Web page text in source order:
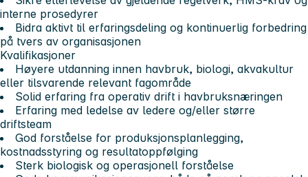
interne prosedyrer
Bidra aktivt til erfaringsdeling og kontinuerlig forbedring
på tvers av organisasjonen
Kvalifikasjoner
Høyere utdanning innen havbruk, biologi, akvakultur
eller tilsvarende relevant fagområde
Solid erfaring fra operativ drift i havbruksnæringen
Erfaring med ledelse av ledere og/eller større
driftsteam
God forståelse for produksjonsplanlegging,
kostnadsstyring og resultatoppfølging
Sterk biologisk og operasjonell forståelse